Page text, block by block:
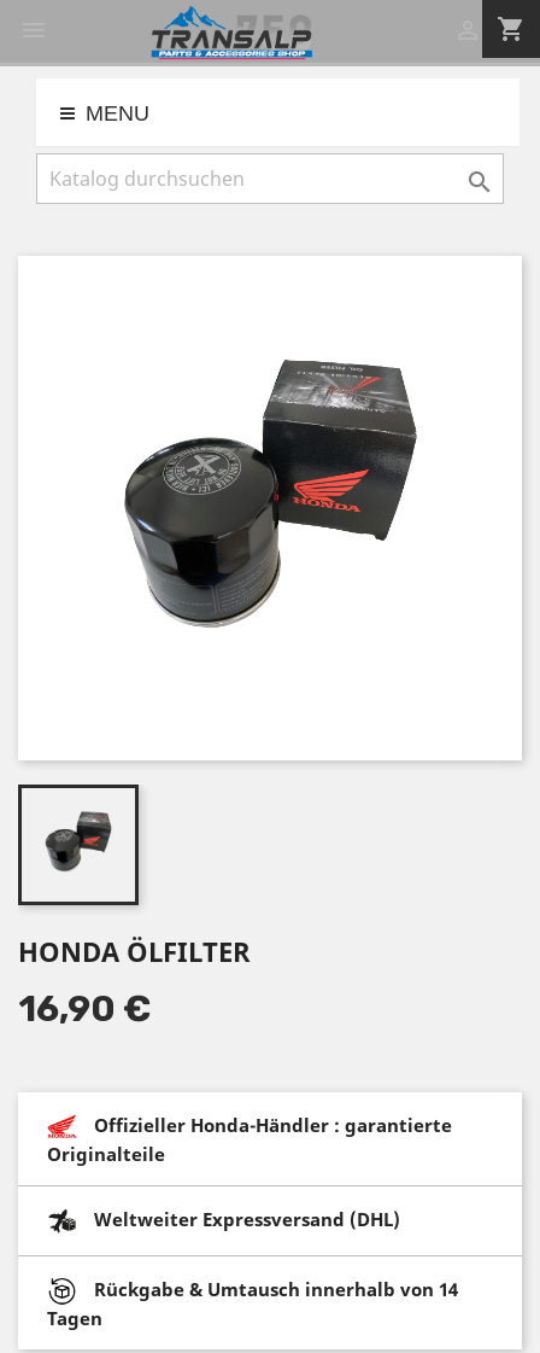
shopping_cart
MENU

HONDA ÖLFILTER
16,90 €
Offizieller Honda-Händler : garantierte
Originalteile
Weltweiter Expressversand (DHL)
Rückgabe & Umtausch innerhalb von 14
Tagen